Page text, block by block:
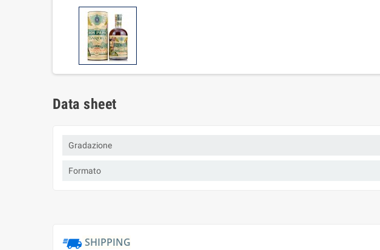
Data sheet
Gradazione
Formato
SHIPPING